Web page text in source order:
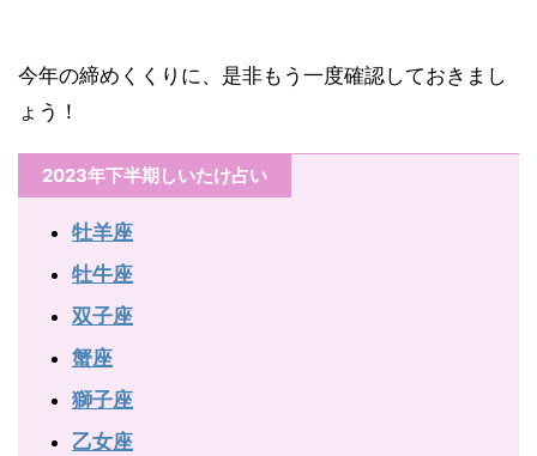
今年の締めくくりに、是非もう一度確認しておきまし
ょう！
2023年下半期しいたけ占い
牡羊座
牡牛座
双子座
蟹座
獅子座
乙女座